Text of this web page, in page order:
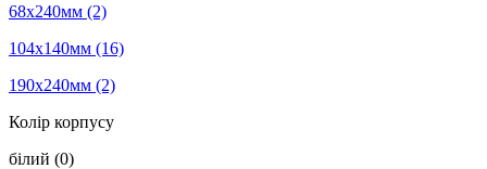
68х240мм (2)
104х140мм (16)
190х240мм (2)
Колір корпусу
білий (0)